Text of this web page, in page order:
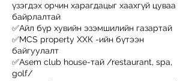
үзэгдэх орчин харагдацыг хаахгүй цуваа
байрлалтай
✅Айл бүр хувийн эзэмшилийн газартай
✅MCS property ХХК -ийн бүтээн
байгуулалт
✅Asem club house-тай /restaurant, spa,
golf/